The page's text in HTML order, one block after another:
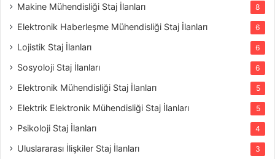
Makine Mühendisliği Staj İlanları 8
Elektronik Haberleşme Mühendisliği Staj İlanları 6
Lojistik Staj İlanları 6
Sosyoloji Staj İlanları 6
Elektronik Mühendisliği Staj İlanları 5
Elektrik Elektronik Mühendisliği Staj İlanları 5
Psikoloji Staj İlanları 4
Uluslararası İlişkiler Staj İlanları 3